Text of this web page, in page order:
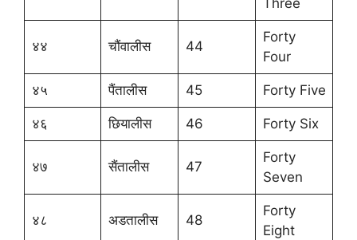
Three
४४ चौंवालीस 44
Forty
Four
४५ पैंतालीस 45 Forty Five
४६ छियालीस 46 Forty Six
४७ सैंतालीस 47
Forty
Seven
४८ अडतालीस 48
Forty
Eight